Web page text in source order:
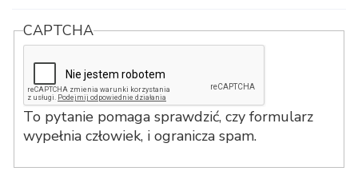
CAPTCHA
To pytanie pomaga sprawdzić, czy formularz
wypełnia człowiek, i ogranicza spam.